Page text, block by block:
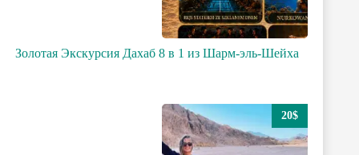
Золотая Экскурсия Дахаб 8 в 1 из Шарм-эль-Шейха
20$